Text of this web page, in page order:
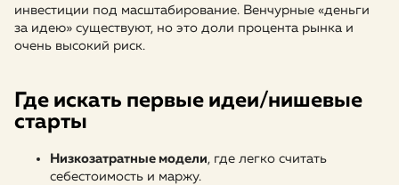
инвестиции под масштабирование. Венчурные «деньги
за идею» существуют, но это доли процента рынка и
очень высокий риск.
Где искать первые идеи/нишевые
старты
Низкозатратные модели, где легко считать
себестоимость и маржу.